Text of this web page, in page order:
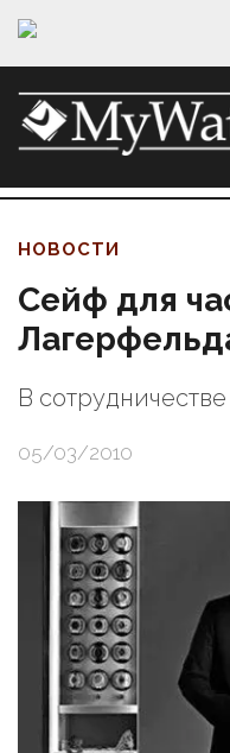
НОВОСТИ
Сейф для
В
05/03/2010